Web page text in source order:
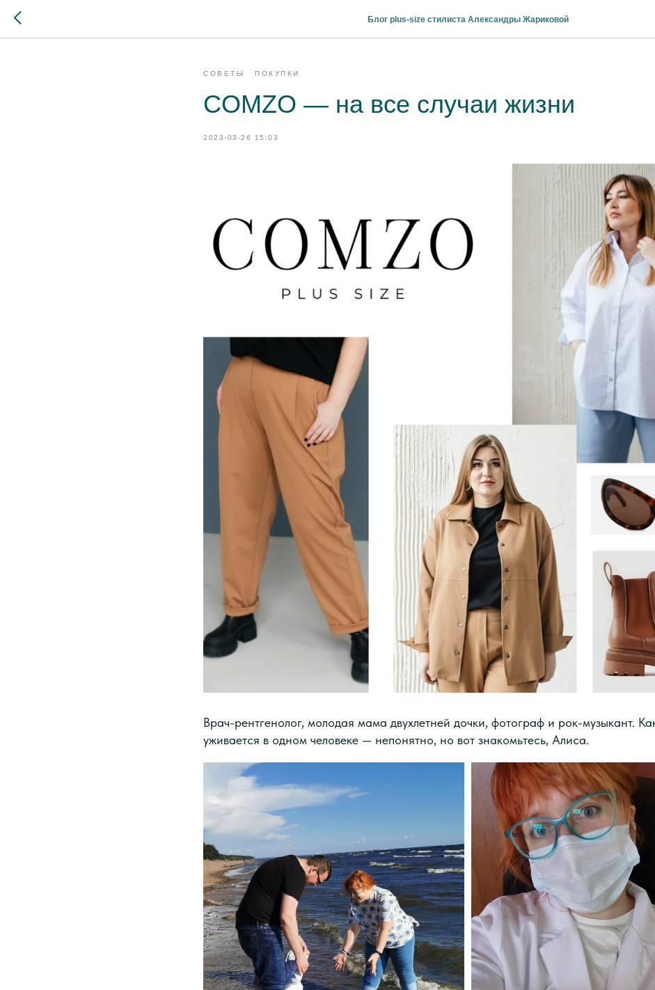
Блог plus-size стилиста Александры Жариковой
СОВЕТЫ ПОКУПКИ
COMZO — на все случаи жизни
2023-03-26 15:03
Врач-рентгенолог, молодая мама двухлетней дочки, фотограф и рок-музыкант.
уживается в одном человеке — непонятно, но вот знакомьтесь, Алиса.